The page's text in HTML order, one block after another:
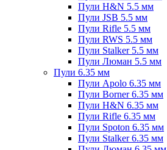
Пули H&N 5.5 мм
Пули JSB 5.5 мм
Пули Rifle 5.5 мм
Пули RWS 5.5 мм
Пули Stalker 5.5 мм
Пули Люман 5.5 мм
Пули 6.35 мм
Пули Apolo 6.35 мм
Пули Borner 6.35 мм
Пули H&N 6.35 мм
Пули Rifle 6.35 мм
Пули Spoton 6.35 мм
Пули Stalker 6.35 мм